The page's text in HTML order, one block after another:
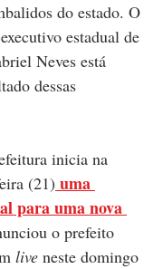
do estado. O
estadual de
Neves está
dessas
inicia na
(21) uma
para uma nova
o prefeito
live neste domingo